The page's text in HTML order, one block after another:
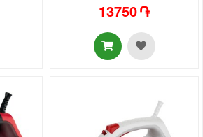
13750 ֏